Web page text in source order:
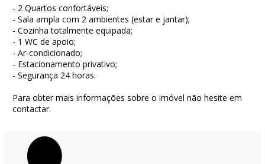
- 2 Quartos confortáveis;
- Sala ampla com 2 ambientes (estar e jantar);
- Cozinha totalmente equipada;
- 1 WC de apoio;
- Ar-condicionado;
- Estacionamento privativo;
- Segurança 24 horas.
Para obter mais informações sobre o imóvel não hesite em
contactar.